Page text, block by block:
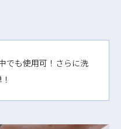
でも使用可！さらに洗